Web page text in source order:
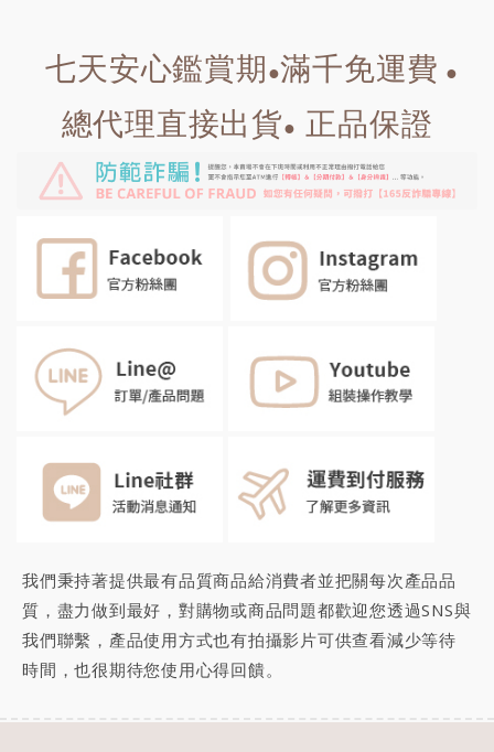
七天安心鑑賞期 ●滿千免運費 ●
總代理直接出貨● 正品保證
我們秉持著提供最有品質商品給消費者並把關每次產品品
質，盡力做到最好，對購物或商品問題都歡迎您透過SNS與
我們聯繫，產品使用方式也有拍攝影片可供查看減少等待
時間，也很期待您使用心得回饋。